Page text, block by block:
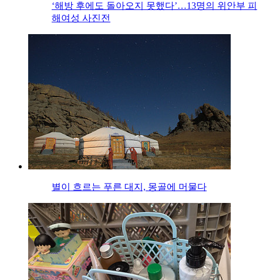
‘해방 후에도 돌아오지 못했다’…13명의 위안부 피
해여성 사진전
별이 흐르는 푸른 대지, 몽골에 머물다